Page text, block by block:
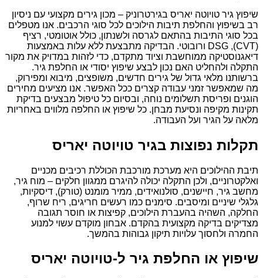
שיפוץ גיר טויוטה יאריס בגירטרוניק – מכון גירים מקצועי עם ניסיון
רב בשיפוץ והחלפת תיבות הילוכים לכל סוגי הרכבים. אנו מטפלים
בכל סוגי התיבות בהתאם לגרסה ולשנתון, כולל אוטומטי, רציף
(CVT), DSG ורובוטי. הבדיקה מתבצעת ללא עלות באמצעות
דיאגנוסטיקה ממוחשבת וציוד מתקדם, כדי לזהות במדויק את מקור
התקלה ולהחליט האם נכון לבצע שיפוץ יסודי או החלפת גיר.
ברשותנו מלאי גדול של גירים חדשים, משופצים, מיבוא ומפירוק,
מה שמאפשר זמני עבודה קצרים ככל האפשר. אנו מציעים מחירים
הוגנים ופריסת תשלומים נוחה, ובסיום כל טיפול מבצעים בדיקת
תקינות מקיפה ונסיעת מבחן. כל שיפוץ או החלפה מלווים באחריות
מלאה על הגיר ועל העבודה.
תקלות נפוצות בגיר טויוטה יאריס
תיבת ההילוכים היא מערכת מורכבת הכוללת רכיבים מכניים
ואלקטרוניים, ולכן התקלה יכולה להיגרם ממגוון חלקים – מוח גיר,
מחשב גיר, חיישנים, סולנואידים, ממיר מומנט (טורק), דיסקיות,
גלגלי שיניים ומיסבים. סימנים כמו רעשים חריגים, ריח שרוף,
החלקה, השהיה בהעברת הילוכים, קפיצות או חוסר תגובה
מצדיקים בדיקה מקצועית בהקדם. אבחון מוקדם עשוי למנוע
החמרה ולחסוך עלויות תיקון גבוהות בהמשך.
שיפוץ או החלפת גיר ל-טויוטה יאריס